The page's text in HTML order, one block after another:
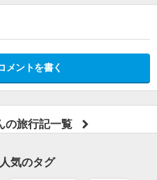
メントを書く
の旅行記一覧
気のタグ